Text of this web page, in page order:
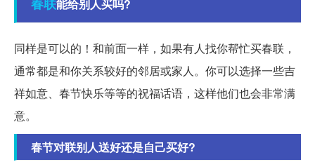
春联能给别人买吗?
同样是可以的！和前面一样，如果有人找你帮忙买春联，
通常都是和你关系较好的邻居或家人。你可以选择一些吉
祥如意、春节快乐等等的祝福话语，这样他们也会非常满
意。
春节对联别人送好还是自己买好?